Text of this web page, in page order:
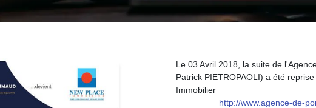
Le 03 Avril 2018, la suite de
Patrick PIETROPAOLI) a été
Immobilier
http://www.agence-de-